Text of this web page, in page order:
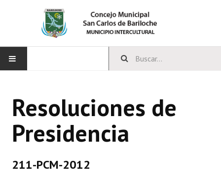
CONCEJO
Bloques Políticos
Comisiones Permanentes
Resoluciones de
Presidencia
211-PCM-2012